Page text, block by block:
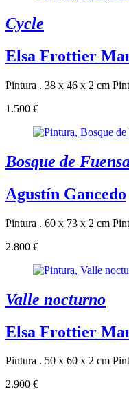
Cycle
Elsa Frottier
Pintura . 38 x 46 x 2 cm
1.500 €
Bosque de
Agustín Gancedo
Pintura . 60 x 73 x 2 cm
2.800 €
Valle nocturno
Elsa Frottier
Pintura . 50 x 60 x 2 cm
2.900 €